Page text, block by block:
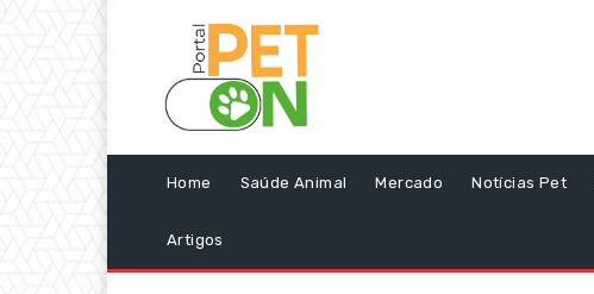
Home Saúde Animal Mercado Notícias Pet
Artigos